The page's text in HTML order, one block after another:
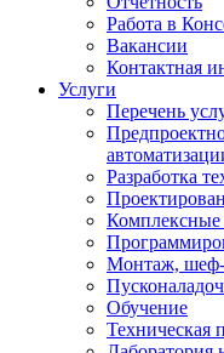
Работа в
Вакансии
Контактная
Услуги
Перечень
Разработка
Комплексные
Монтаж,
Обучение
Техническая